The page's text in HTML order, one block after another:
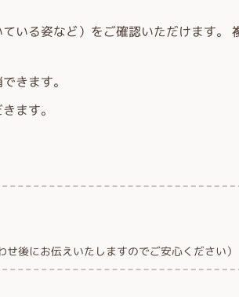
いる姿など）をご確認いただけます。
きます。
ます。
後にお伝えいたしますのでご安心ください）